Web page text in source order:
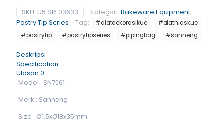
SKU: U5.S16.03633 Kategori: Bakeware Equipment,
Pastry Tip Series
Tag: #alatdekorasikue
#alathiaskue
#pastrytip
#pastrytipseries #pipingbag #sanneng
Deskripsi
Specification
Ulasan 0
Model : SN7061
Merk : Sanneng
Size : Ø1.5xØ18x35mm